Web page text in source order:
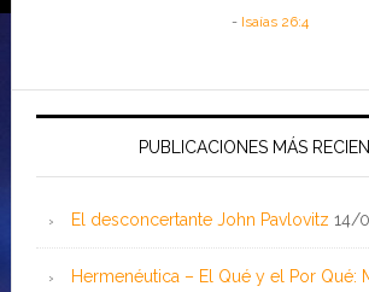
- Isaías 26:4
PUBLICACIONES MÁS
El desconcertante John Pavlovitz 14/
Hermenéutica – El Qué y el Por Qué: